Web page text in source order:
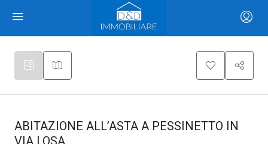
ABITAZIONE ALL’ASTA A PESSINETTO IN
VIA LOSA